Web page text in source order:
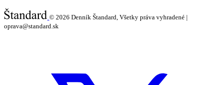
© 2026 Denník Štandard, Všetky práva vyhradené |
oprava@standard.sk